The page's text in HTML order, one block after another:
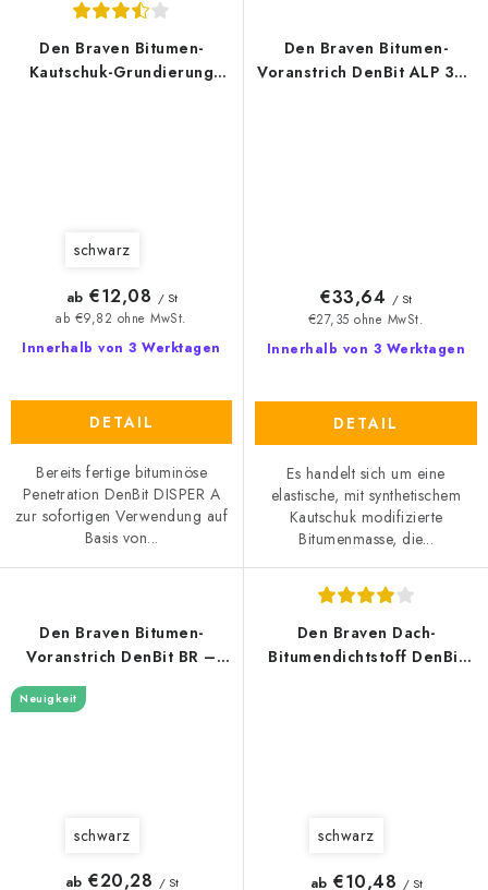
Den Braven Bitumen-
Kautschuk-Grundierung
schwarz
Innerhalb von 3 Werktagen
ab €9,82 ohne MwSt.
ab €12,08 / St
DETAIL
Bereits fertige bituminöse
Penetration DenBit DISPER A
zur sofortigen Verwendung auf
Basis von...
Den Braven Bitumen-
Voranstrich DenBit ALP 300
Innerhalb von 3 Werktagen
€27,35 ohne MwSt.
€33,64 / St
DETAIL
Es handelt sich um eine
elastische, mit synthetischem
Kautschuk modifizierte
Bitumenmasse, die...
Den Braven Bitumen-
Voranstrich DenBit BR –
Neuigkeit
schwarz
ab €20,28 / St
Den Braven Dach-
Bitumendichtstoff DenBit
schwarz
ab €10,48 / St